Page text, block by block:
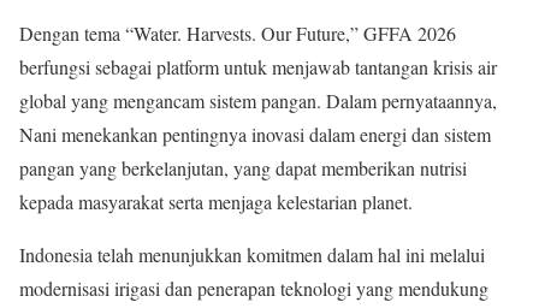
Dengan tema “Water. Harvests. Our Future,” GFFA 2026
berfungsi sebagai platform untuk menjawab tantangan krisis air
global yang mengancam sistem pangan. Dalam pernyataannya,
Nani menekankan pentingnya inovasi dalam energi dan sistem
pangan yang berkelanjutan, yang dapat memberikan nutrisi
kepada masyarakat serta menjaga kelestarian planet.
Indonesia telah menunjukkan komitmen dalam hal ini melalui
modernisasi irigasi dan penerapan teknologi yang mendukung